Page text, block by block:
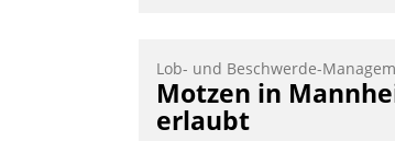
Lob- und Beschwerde-
Motzen in
erlaubt